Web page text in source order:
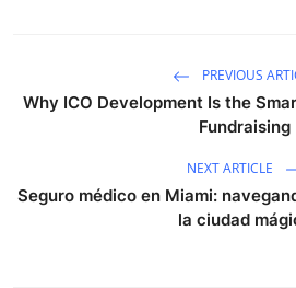
PREVIOUS
Why ICO Development Is the
Fundraising
NEXT ARTICLE
Seguro médico en Miami:
la ciudad